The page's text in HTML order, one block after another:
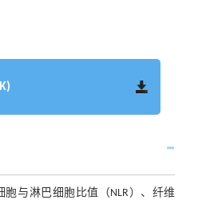
胞与淋巴细胞比值（NLR）、纤维